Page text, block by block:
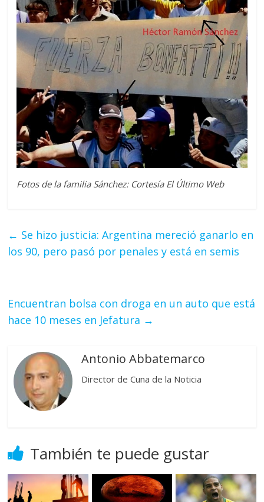
Fotos de la familia Sánchez: Cortesía El Último Web
← Se hizo justicia: Argentina mereció ganarlo en
los 90, pero pasó por penales y está en semis
Encuentran bolsa con droga en un auto que está
hace 10 meses en Jefatura →
Antonio Abbatemarco
Director de Cuna de la Noticia
También te puede gustar